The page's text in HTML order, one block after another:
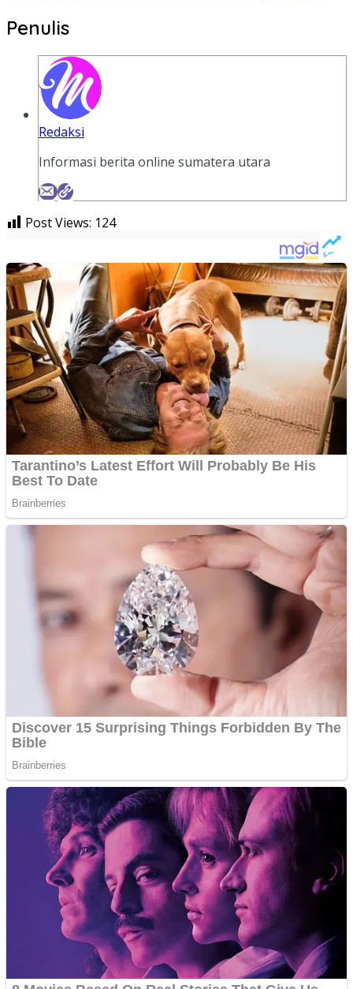
Penulis
Redaksi
Informasi berita online sumatera utara
Post Views: 124